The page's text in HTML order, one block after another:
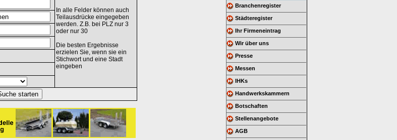
In alle Felder können auch
Teilausdrücke eingegeben
werden. Z.B. bei PLZ nur 3
oder nur 30
Die besten Ergebnisse
erzielen Sie, wenn sie ein
Stichwort und eine Stadt
eingeben
Branchenregister
Städteregister
Ihr Firmeneintrag
Wir über uns
Presse
Messen
IHKs
Handwerkskammern
Botschaften
Stellenangebote
AGB